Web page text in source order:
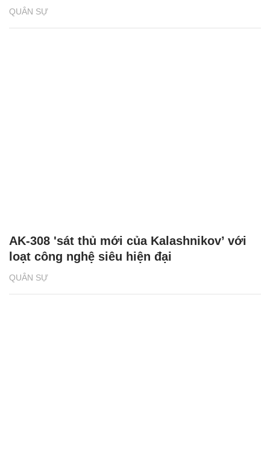
QUÂN SỰ
QUÂN SỰ
AK-308 'sát thủ mới của Kalashnikov’ với
loạt công nghệ siêu hiện đại